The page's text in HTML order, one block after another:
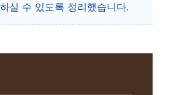
실 수 있도록 정리했습니다.